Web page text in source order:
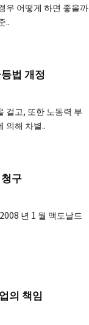
우 어떻게 하면 좋을까
..
법 개정
걸고, 또한 노동력 부
의해 차별..
구
년 1 월 맥도날드
의 책임